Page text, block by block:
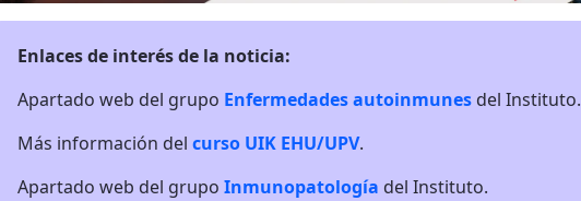
Enlaces de interés de la noticia:
Apartado web del grupo Enfermedades autoinmunes del Instituto.
Más información delcurso UIK EHU/UPV.
Apartado web del grupoInmunopatología del Instituto.